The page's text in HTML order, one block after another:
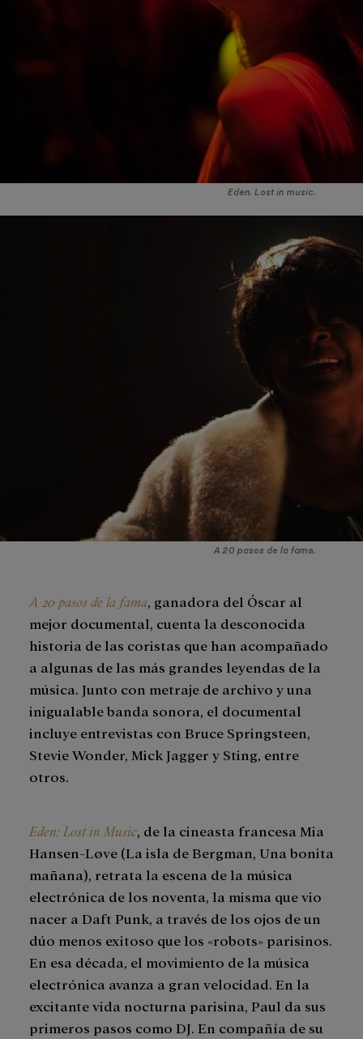
Eden. Lost in music.
A 20 pasos de la fama.
A 20 pasos de la fama , ganadora del Óscar al
mejor documental, cuenta la desconocida
historia de las coristas que han acompañado
a algunas de las más grandes leyendas de la
música. Junto con metraje de archivo y una
inigualable banda sonora, el documental
incluye entrevistas con Bruce Springsteen,
Stevie Wonder, Mick Jagger y Sting, entre
otros.
Eden: Lost in Music , de la cineasta francesa Mia
Hansen-Løve (La isla de Bergman, Una bonita
mañana), retrata la escena de la música
electrónica de los noventa, la misma que vio
nacer a Daft Punk, a través de los ojos de un
dúo menos exitoso que los «robots» parisinos.
En esa década, el movimiento de la música
electrónica avanza a gran velocidad. En la
excitante vida nocturna parisina, Paul da sus
primeros pasos como DJ. En compañía de su